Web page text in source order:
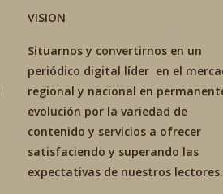
VISION
Situarnos y convertirnos en un
periódico digital líder en el
regional y nacional en
evolución por la variedad de
contenido y servicios a ofrecer
satisfaciendo y superando las
expectativas de nuestros lectores.